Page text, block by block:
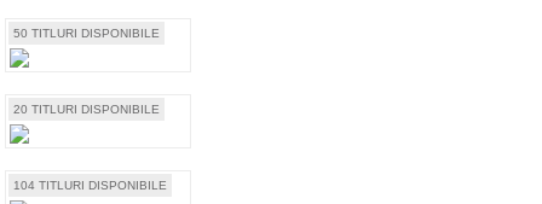
50 TITLURI DISPONIBILE
20 TITLURI DISPONIBILE
104 TITLURI DISPONIBILE